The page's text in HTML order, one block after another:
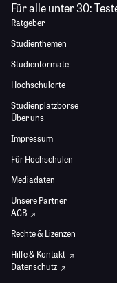
Für alle unter 30:
Ratgeber
Studienthemen
Studienformate
Hochschulorte
Studienplatzbörse
Über uns
Impressum
Für Hochschulen
Mediadaten
Unsere Partner
AGB
Rechte & Lizenzen
Hilfe & Kontakt
Datenschutz